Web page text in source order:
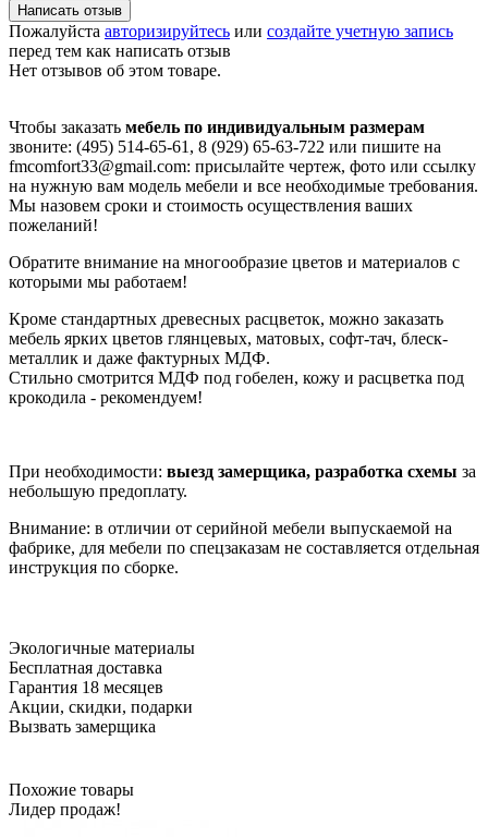
Написать отзыв
Пожалуйста авторизируйтесь или создайте учетную запись
перед тем как написать отзыв
Нет отзывов об этом товаре.
Чтобы заказать мебель по индивидуальным размерам
звоните: (495) 514-65-61, 8 (929) 65-63-722 или пишите на
fmcomfort33@gmail.com: присылайте чертеж, фото или ссылку
на нужную вам модель мебели и все необходимые требования.
Мы назовем сроки и стоимость осуществления ваших
пожеланий!
Обратите внимание на многообразие цветов и материалов с
которыми мы работаем!
Кроме стандартных древесных расцветок, можно заказать
мебель ярких цветов глянцевых, матовых, софт-тач, блеск-
металлик и даже фактурных МДФ.
Стильно смотрится МДФ под гобелен, кожу и расцветка под
крокодила - рекомендуем!
При необходимости: выезд замерщика, разработка схемы за
небольшую предоплату.
Внимание: в отличии от серийной мебели выпускаемой на
фабрике, для мебели по спецзаказам не составляется отдельная
инструкция по сборке.
Экологичные материалы
Бесплатная доставка
Гарантия 18 месяцев
Акции, скидки, подарки
Вызвать замерщика
Похожие товары
Лидер продаж!